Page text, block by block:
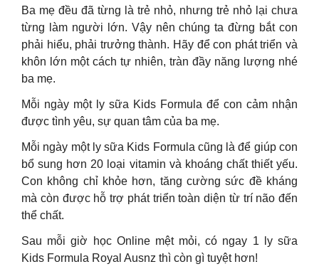
Ba mẹ đều đã từng là trẻ nhỏ, nhưng trẻ nhỏ lại chưa
từng làm người lớn. Vậy nên chúng ta đừng bắt con
phải hiểu, phải trưởng thành. Hãy để con phát triển và
khôn lớn một cách tự nhiên, tràn đầy năng lượng nhé
ba mẹ.
Mỗi ngày một ly sữa Kids Formula để con cảm nhận
được tình yêu, sự quan tâm của ba mẹ.
Mỗi ngày một ly sữa Kids Formula cũng là để giúp con
bổ sung hơn 20 loại vitamin và khoáng chất thiết yếu.
Con không chỉ khỏe hơn, tăng cường sức đề kháng
mà còn được hỗ trợ phát triển toàn diện từ trí não đến
thể chất.
Sau mỗi giờ học Online mệt mỏi, có ngay 1 ly sữa
Kids Formula Royal Ausnz thì còn gì tuyệt hơn!